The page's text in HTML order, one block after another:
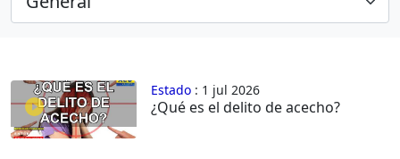
Estado : 1 jul 2026
¿Qué es el delito de acecho?